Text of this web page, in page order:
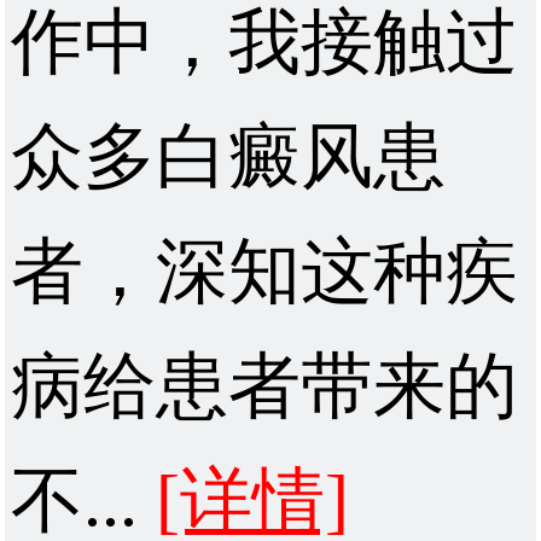
作中，我接触过
众多白癜风患
者，深知这种疾
病给患者带来的
不... [详情]